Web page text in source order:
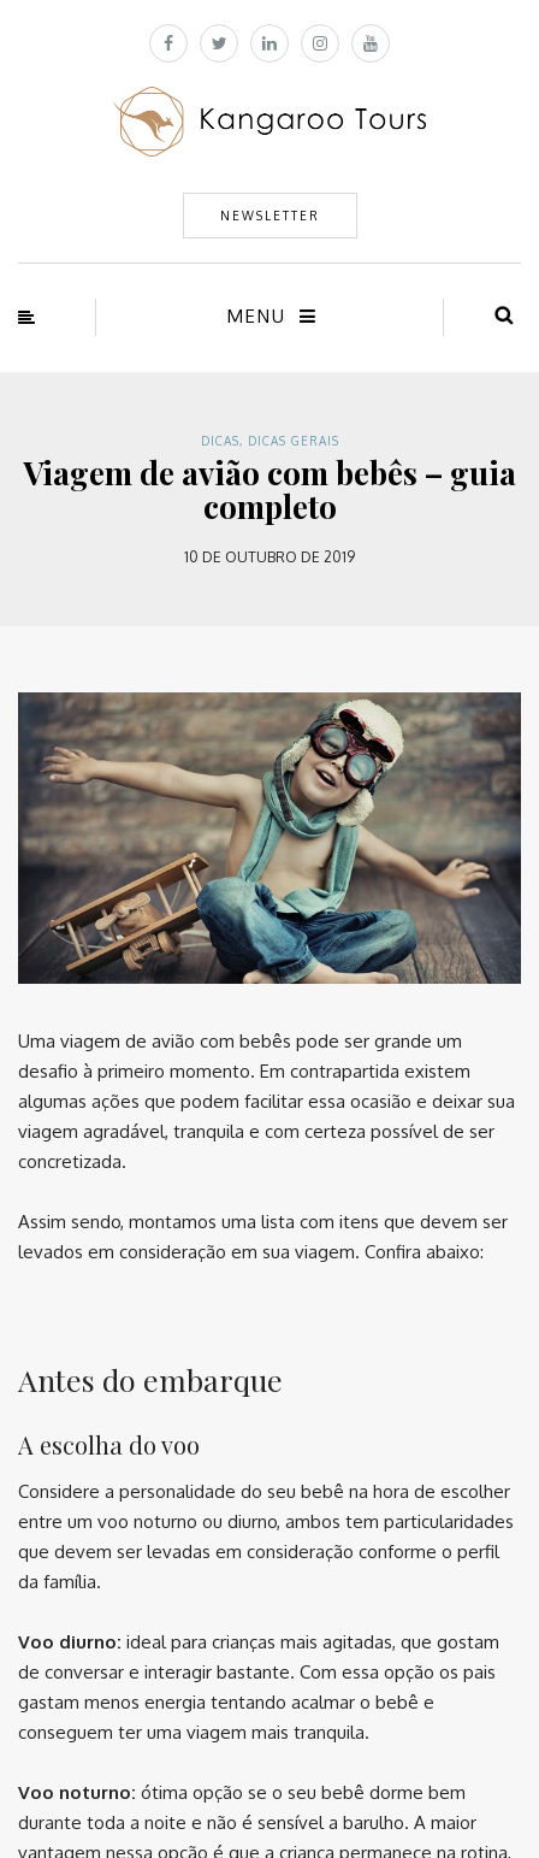
NEWSLETTER
MENU
DICAS, DICAS GERAIS
Viagem de avião com bebês – guia
completo
10 DE OUTUBRO DE 2019
Uma viagem de avião com bebês pode ser grande um
desafio à primeiro momento. Em contrapartida existem
algumas ações que podem facilitar essa ocasião e deixar sua
viagem agradável, tranquila e com certeza possível de ser
concretizada.
Assim sendo, montamos uma lista com itens que devem ser
levados em consideração em sua viagem. Confira abaixo:
Antes do embarque
A escolha do voo
Considere a personalidade do seu bebê na hora de escolher
entre um voo noturno ou diurno, ambos tem particularidades
que devem ser levadas em consideração conforme o perfil
da família.
Voo diurno: ideal para crianças mais agitadas, que gostam
de conversar e interagir bastante. Com essa opção os pais
gastam menos energia tentando acalmar o bebê e
conseguem ter uma viagem mais tranquila.
Voo noturno: ótima opção se o seu bebê dorme bem
durante toda a noite e não é sensível a barulho. A maior
vantagem nessa opção é que a criança permanece na rotina,